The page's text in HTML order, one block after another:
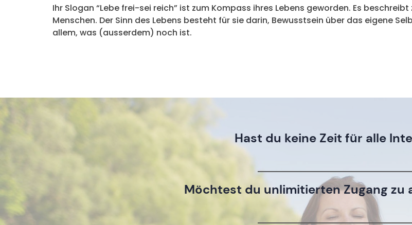
Ihr Slogan “Lebe frei-sei reich” ist zum Kompass ihres Lebens geworden. Es
Menschen. Der Sinn des Lebens besteht für sie darin, Bewusstsein über das eigene
allem, was (ausserdem) noch ist.
Hast du keine Zeit für alle
Möchtest du unlimitierten Zugang zu